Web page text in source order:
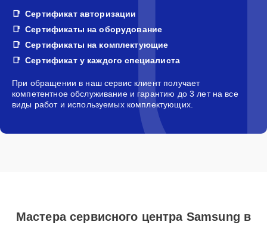
Сертификат авторизации
Сертификаты на оборудование
Сертификаты на комплектующие
Сертификат у каждого специалиста
При обращении в наш сервис клиент получает
компетентное обслуживание и гарантию до 3 лет на все
виды работ и используемых комплектующих.
Мастера сервисного центра Samsung в